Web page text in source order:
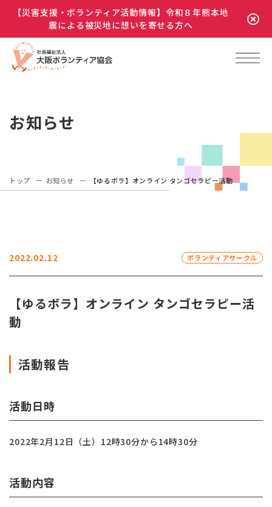
【災害支援・ボランティア活動情報】令和８年熊本地
震による被災地に想いを寄せる方へ
お知らせ
トップ お知らせ 【ゆるボラ】オンライン タンゴセラピー活動
2022.02.12 ボランティアサークル
【ゆるボラ】オンライン タンゴセラピー活
動
活動報告
活動日時
2022年2月12日（土）12時30分から14時30分
活動内容